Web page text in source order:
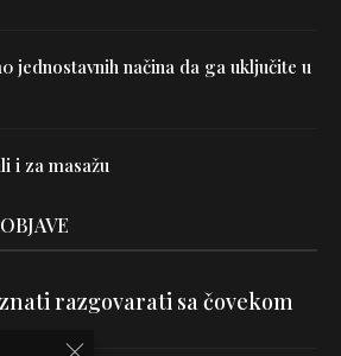
jednostavnih načina da ga uključite u
i za masažu
razgovarati sa čovekom